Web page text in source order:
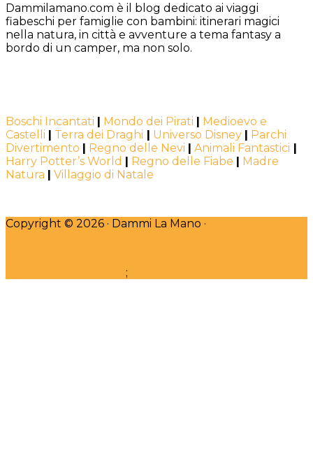
Dammilamano.com è il blog dedicato ai viaggi
fiabeschi per famiglie con bambini: itinerari magici
nella natura, in città e avventure a tema fantasy a
bordo di un camper, ma non solo.
Boschi Incantati | Mondo dei Pirati | Medioevo e
Castelli | Terra dei Draghi | Universo Disney | Parchi
Divertimento | Regno delle Nevi | Animali Fantastici |
Harry Potter’s World | Regno delle Fiabe | Madre
Natura | Villaggio di Natale
Copyright © 2026 · Dammi La Mano ·
;